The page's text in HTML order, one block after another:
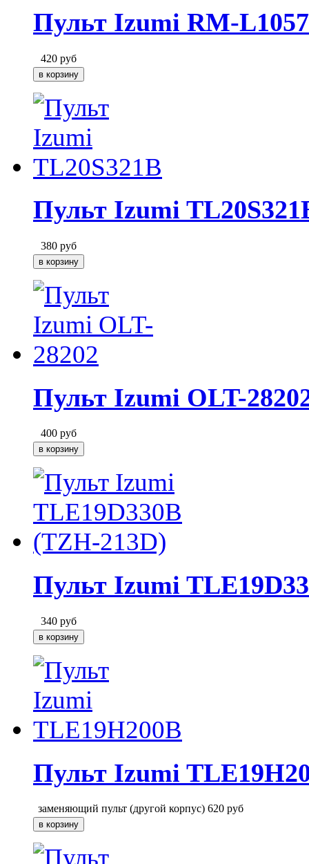
Пульт Izumi RM-
420 руб
Пульт Izumi
380 руб
Пульт Izumi OLT-
400 руб
Пульт Izumi
340 руб
Пульт Izumi
заменяющий пульт (другой корпус) 620 руб